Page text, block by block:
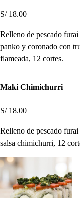
S/ 18.00
Relleno de pescado
panko y coronado con
flameada, 12 cortes.
Maki Chimichurri
S/ 18.00
Relleno de pescado
salsa chimichurri, 12